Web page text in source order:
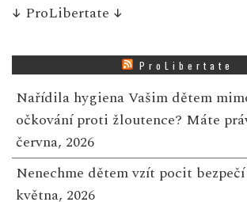
↓ ProLibertate ↓
ProLibertate
Nařídila hygiena Vašim dětem
očkování proti žloutence? Máte
června, 2026
Nenechme dětem vzít pocit
května, 2026